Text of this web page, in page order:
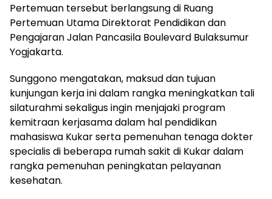
Pertemuan tersebut berlangsung di Ruang
Pertemuan Utama Direktorat Pendidikan dan
Pengajaran Jalan Pancasila Boulevard Bulaksumur
Yogjakarta.
Sunggono mengatakan, maksud dan tujuan
kunjungan kerja ini dalam rangka meningkatkan tali
silaturahmi sekaligus ingin menjajaki program
kemitraan kerjasama dalam hal pendidikan
mahasiswa Kukar serta pemenuhan tenaga dokter
specialis di beberapa rumah sakit di Kukar dalam
rangka pemenuhan peningkatan pelayanan
kesehatan.